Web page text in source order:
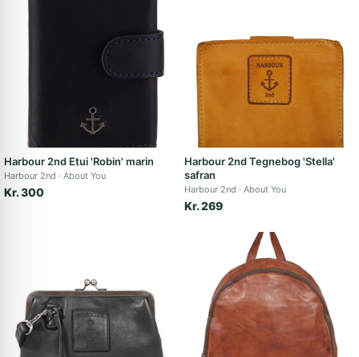
Harbour 2nd Etui 'Robin' marin
Harbour 2nd About You
Kr. 300
Harbour 2nd Tegnebog 'Stella'
safran
Harbour 2nd About You
Kr. 269